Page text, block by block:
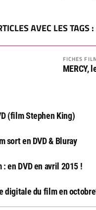
AVEC LES TAGS
FICHES
MERCY,
(film Stephen King)
sort en DVD & Bluray
: en DVD en avril 2015 !
digitale du film en